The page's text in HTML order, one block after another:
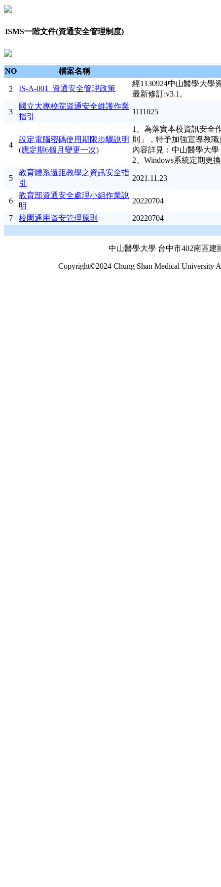
ISMS一階文件(資通安全管理制度)
NO 檔案名稱
2 IS-A-001_資通安全管理政策
經1130924中山醫學大學
最新修訂:v3.1。
3
國立大專校院資通安全維護作業
指引
1111025
4
設定電腦密碼使用期限步驟說明
(應定期6個月變更一次)
1、為落實本校資訊安全
則」，特予加強宣導教
內容詳見：中山醫學大
5
教育體系遠距教學之資訊安全指
引
2021.11.23
6
教育部資通安全處理小組作業說
明
20220704
7 校園通用資安管理原則 20220704
中山醫學大學 台中市402南區建
Copyright©2024 Chung Shan Medical University